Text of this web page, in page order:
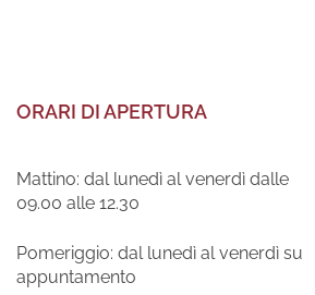
ORARI DI APERTURA
Mattino: dal lunedì al venerdì dalle
09.00 alle 12.30
Pomeriggio: dal lunedì al venerdì su
appuntamento